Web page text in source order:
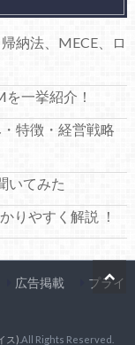
納法、MECE、ロ
一挙紹介！
特徴・経営戦略
いてみた
りやすく解説 ！
広告掲載
プライ
ス) .All Rights Reserved.